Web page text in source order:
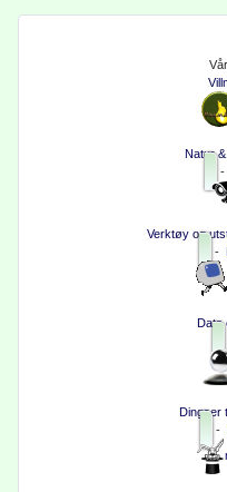
Natur
-
Verktøy og
-
Data
Dingser
-